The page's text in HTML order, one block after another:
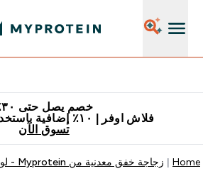
خصم يصل حتى ٣٠٪
فلاش اوفر | ١٠٪ إضافية باستخدام كود محدود
تسوق الآن
Home زجاجة خفق معدنية من Myprotein - لون أسود